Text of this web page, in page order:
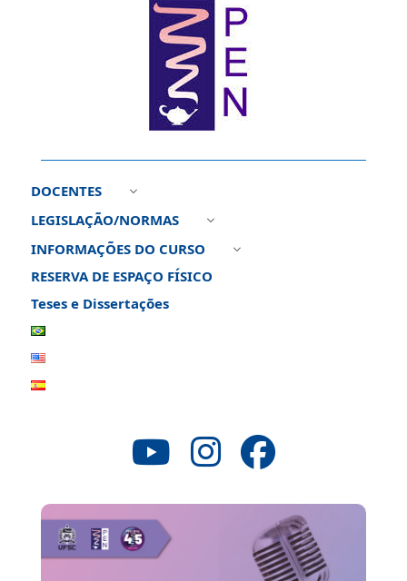
DOCENTES 3
LEGISLAÇÃO/NORMAS 3
INFORMAÇÕES DO CURSO 3
RESERVA DE ESPAÇO FÍSICO
Teses e Dissertações